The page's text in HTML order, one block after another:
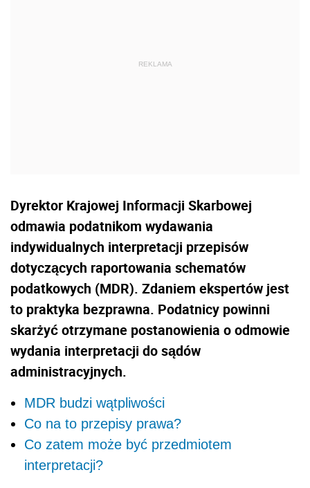
Dyrektor Krajowej Informacji Skarbowej
odmawia podatnikom wydawania
indywidualnych interpretacji przepisów
dotyczących raportowania schematów
podatkowych (MDR). Zdaniem ekspertów jest
to praktyka bezprawna. Podatnicy powinni
skarżyć otrzymane postanowienia o odmowie
wydania interpretacji do sądów
administracyjnych.
MDR budzi wątpliwości
Co na to przepisy prawa?
Co zatem może być przedmiotem
interpretacji?